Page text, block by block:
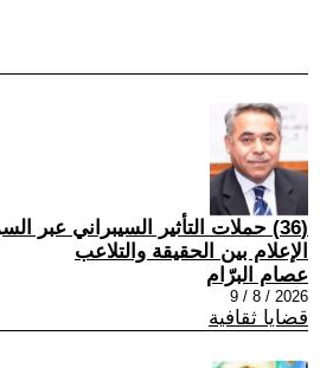
(36) حملات التأثير السيبراني عبر
الإعلام بين الحقيقة والتلاعب
عصام البرّام
2026 / 8 / 9
قضايا ثقافية